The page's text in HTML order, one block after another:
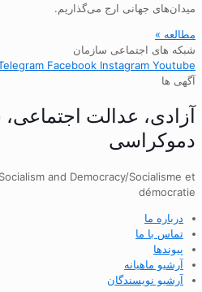
میدان‌های جهانی ارج می‌گذاریم.
مطالعه »
شبکه های اجتماعی سازمان
Telegram Facebook Instagram Youtube
آگهی ها
آزادی، عدالت
دموکراسی
and Democracy/Socialisme et
démocratie
درباره ما
تماس با ما
پیوندها
آرشیو ماهیانه
آرشیو نویسندگان